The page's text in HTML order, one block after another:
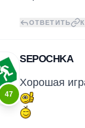
ОТВЕТИТЬ
47
SEPOCHKA
Хорошая